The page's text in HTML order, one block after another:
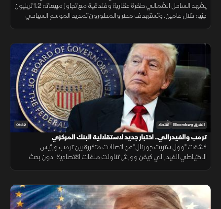
يشهد الساحل الشمالي طفرة عقارية وفندقية مع تجاوز مبيعاته 1.2 تريليون
جنيه خلال عامين. وتستهدف مصر والمطورون تمديد الموسم السياحي
01:32 الشرق Bloomberg اقتصاد
ترمب والفيدرالي.. اختبار جديد لاستقلالية البنك المركزي
كشفت "وول ستريت جورنال" عن اتصالات متكررة بين ترمب ورئيس
الاحتياطي الفيدرالي كيفن وورش تناولت ملفات اقتصادية، دون بحث